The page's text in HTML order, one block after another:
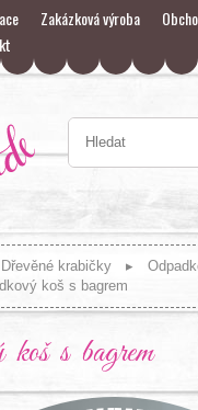
Zakázková výroba
Dřevěné krabičky
koš s bagrem
koš s bagrem